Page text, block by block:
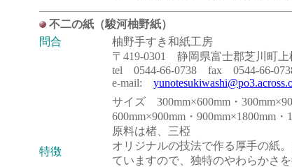
不二の紙（駿河柚野紙）
問合
柚野手すき和紙工房
〒419-0301 静岡県富士郡芝川町上
tel 0544-66-0738 fax 0544-66-
e-mail:
特徴
サイズ 300mm×600mm・
600mm×900mm・900mm×1800mm・
原料は楮、三椏
オリジナルの技法で作る厚手の紙
ていますので、独特のやわらかさ